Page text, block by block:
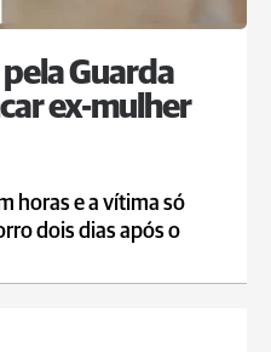
Guarda
ex-mulher
horas e a vítima só
dois dias após o